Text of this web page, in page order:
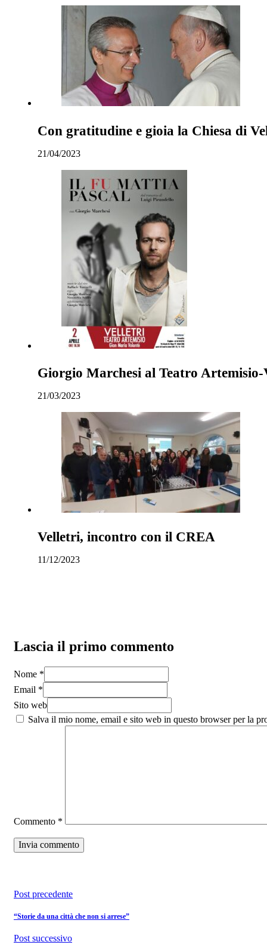
Con gratitudine e gioia la Chiesa di
21/04/2023
Giorgio Marchesi al Teatro
21/03/2023
Velletri, incontro con il CREA
11/12/2023
Lascia il primo commento
Nome *
Email *
Sito web
Salva il mio nome, email e sito web in questo browser per la
Commento *
Post precedente
“Storie da una città che non si arrese”
Post successivo